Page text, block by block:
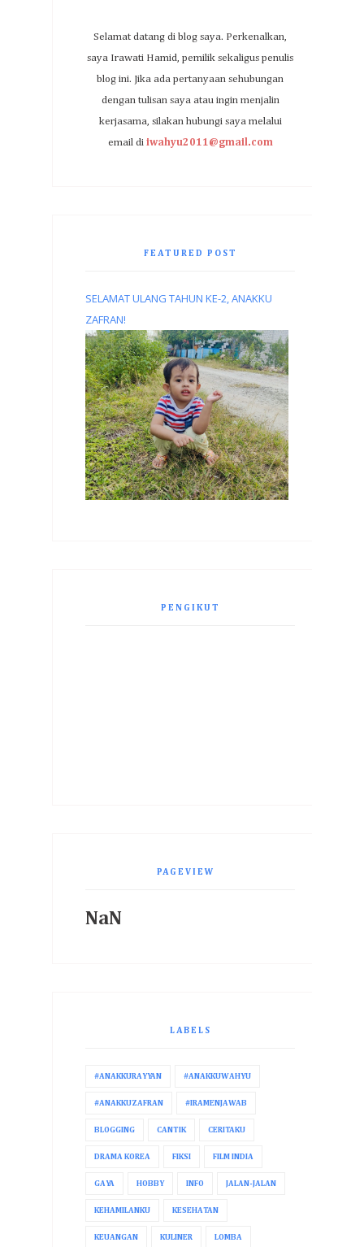
Selamat datang di blog saya. Perkenalkan,
saya Irawati Hamid, pemilik sekaligus penulis
blog ini. Jika ada pertanyaan sehubungan
dengan tulisan saya atau ingin menjalin
kerjasama, silakan hubungi saya melalui
email di iwahyu2011@gmail.com
FEATURED POST
SELAMAT ULANG TAHUN KE-2, ANAKKU
ZAFRAN!
PENGIKUT
PAGEVIEW
NaN
LABELS
#ANAKKURAYYAN #ANAKKUWAHYU
#ANAKKUZAFRAN #IRAMENJAWAB
BLOGGING CANTIK CERITAKU
DRAMA KOREA FIKSI FILM INDIA
GAYA HOBBY INFO JALAN-JALAN
KEHAMILANKU KESEHATAN
KEUANGAN KULINER LOMBA